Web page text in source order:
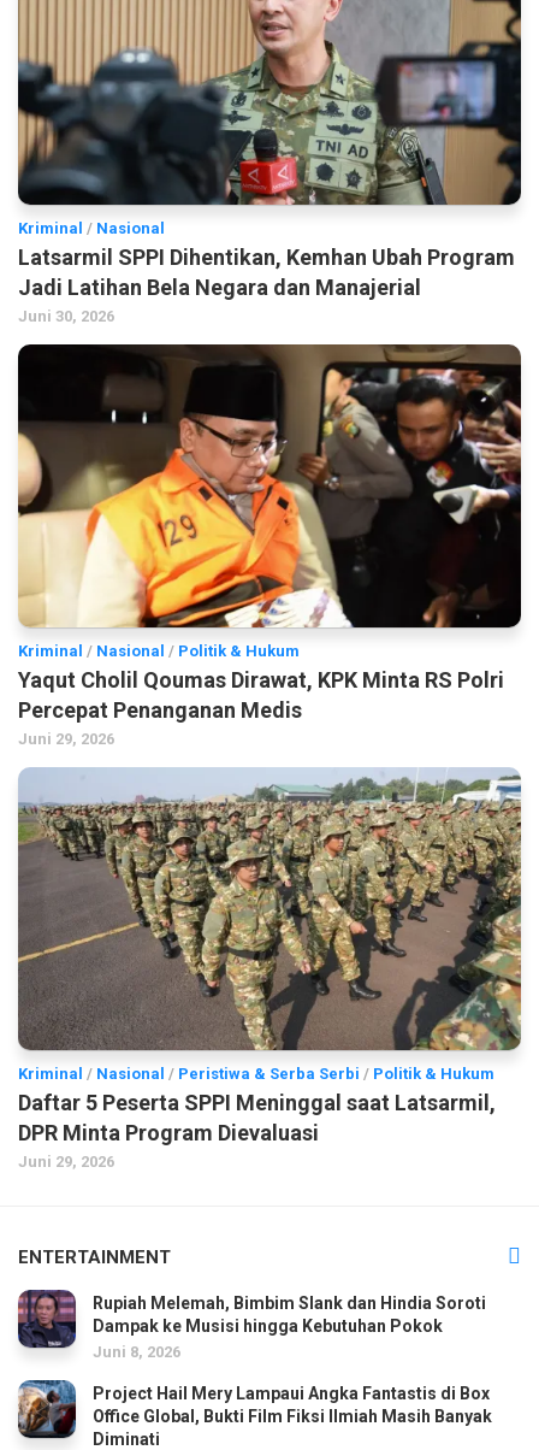
Kriminal / Nasional
Latsarmil SPPI Dihentikan, Kemhan Ubah Program
Jadi Latihan Bela Negara dan Manajerial
Juni 30, 2026
Kriminal / Nasional / Politik & Hukum
Yaqut Cholil Qoumas Dirawat, KPK Minta RS Polri
Percepat Penanganan Medis
Juni 29, 2026
Kriminal / Nasional / Peristiwa & Serba Serbi / Politik & Hukum
Daftar 5 Peserta SPPI Meninggal saat Latsarmil,
DPR Minta Program Dievaluasi
Juni 29, 2026
ENTERTAINMENT
Rupiah Melemah, Bimbim Slank dan Hindia Soroti
Dampak ke Musisi hingga Kebutuhan Pokok
Juni 8, 2026
Project Hail Mery Lampaui Angka Fantastis di Box
Office Global, Bukti Film Fiksi Ilmiah Masih Banyak
Diminati